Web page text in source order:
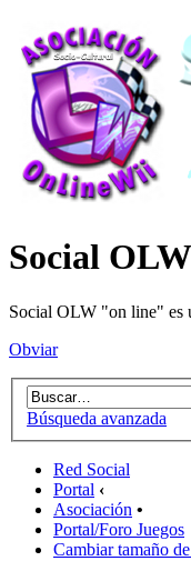
Social
Social OLW "on line" es
Obviar
Búsqueda avanzada
Red Social
Portal ‹
Asociación •
Portal/Foro Juegos
Cambiar tamaño